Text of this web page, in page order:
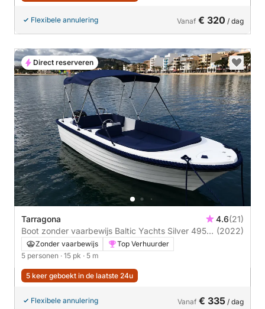
Flexibele annulering Vanaf € 320 / dag
Tarragona 4.6(21)
Boot zonder vaarbewijs Baltic Yachts Silver 495
15pk
(2022)
Zonder vaarbewijs
Top Verhuurder
5 personen · 15 pk · 5 m
5 keer geboekt in de laatste 24u
Flexibele annulering Vanaf € 335 / dag
Direct reserveren